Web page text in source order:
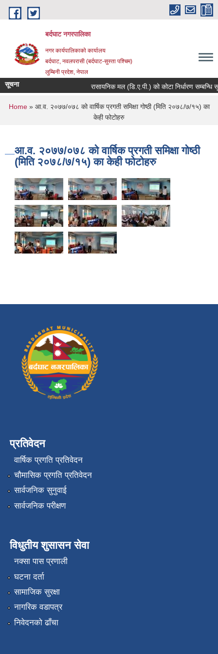
Skip to main content
बर्दघाट नगरपालिका
नगर कार्यपालिकाको कार्यालय
बर्दघाट, नवलपरासी (बर्दघाट-सुस्ता पश्चिम)
लुम्बिनी प्रदेश, नेपाल
सूचना रासायनिक मल (डि.ए.पी.) को कोटा निर्धारण सम्बन्धि
You are here
Home» आ.व. २०७७/०७८ को वार्षिक प्रगती समिक्षा गोष्ठी (मिति २०७८/७/१५) का
केही फोटोहरु
आ.व. २०७७/०७८ को वार्षिक प्रगती समिक्षा गोष्ठी
(मिति २०७८/७/१५) का केही फोटोहरु
प्रतिवेदन
वार्षिक प्रगति प्रतिवेदन
चौमासिक प्रगति प्रतिवेदन
सार्वजनिक सुनुवाई
सार्वजनिक परीक्षण
विधुतीय शुसासन सेवा
नक्सा पास प्रणाली
घटना दर्ता
सामाजिक सुरक्षा
नागरिक वडापत्र
निवेदनको ढाँचा